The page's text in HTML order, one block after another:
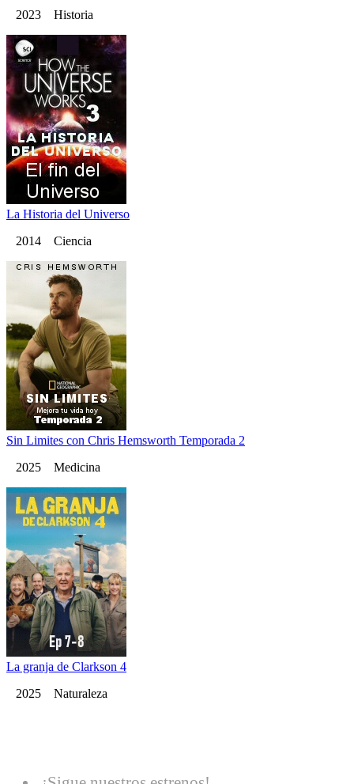
2023 Historia
La Historia del Universo
2014 Ciencia
Sin Limites con Chris Hemsworth Temporada 2
2025 Medicina
La granja de Clarkson 4
2025 Naturaleza